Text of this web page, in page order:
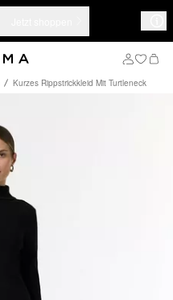
Kurzes Rippstrickkleid Mit Turtleneck